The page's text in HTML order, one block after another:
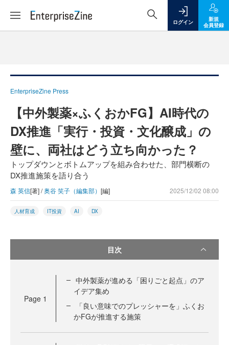
ログイン
新規
会員登録
EnterpriseZine Press
【中外製薬×ふくおかFG】AI時代の
DX推進「実行・投資・文化醸成」の
壁に、両社はどう立ち向かった？
トップダウンとボトムアップを組み合わせた、部門横断の
DX推進施策を語り合う
森 英信[著] /奥谷 笑子（編集部） [編] 2025/12/02 08:00
人材育成 IT投資 AI DX
目次
Page 1
中外製薬が進める「困りごと起点」のア
イデア集め
「良い意味でのプレッシャーを」ふくお
かFGが推進する施策